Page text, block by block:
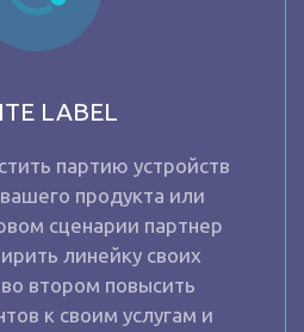
LABEL
партию устройств
продукта или
сценарии партнер
линейку своих
во втором повысить
к своим услугам и